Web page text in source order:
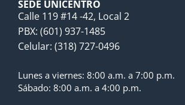
SEDE UNICENTRO
Calle 119 #14 -42, Local 2
PBX: (601) 937-1485
Celular: (318) 727-0496
Lunes a viernes: 8:00 a.m. a 7:00 p.m.
Sábado: 8:00 a.m. a 4:00 p.m.